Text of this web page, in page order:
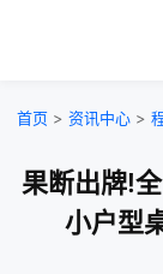
首页 > 资讯中心 >
果断出牌!
小户型